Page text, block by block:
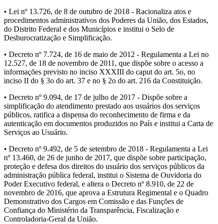
• Lei nº 13.726, de 8 de outubro de 2018 - Racionaliza atos e
procedimentos administrativos dos Poderes da União, dos Estados,
do Distrito Federal e dos Municípios e institui o Selo de
Desburocratização e Simplificação.
• Decreto nº 7.724, de 16 de maio de 2012 - Regulamenta a Lei no
12.527, de 18 de novembro de 2011, que dispõe sobre o acesso a
informações previsto no inciso XXXIII do caput do art. 5o, no
inciso II do § 3o do art. 37 e no § 2o do art. 216 da Constituição.
• Decreto nº 9.094, de 17 de julho de 2017 - Dispõe sobre a
simplificação do atendimento prestado aos usuários dos serviços
públicos, ratifica a dispensa do reconhecimento de firma e da
autenticação em documentos produzidos no País e institui a Carta de
Serviços ao Usuário.
• Decreto nº 9.492, de 5 de setembro de 2018 - Regulamenta a Lei
nº 13.460, de 26 de junho de 2017, que dispõe sobre participação,
proteção e defesa dos direitos do usuário dos serviços públicos da
administração pública federal, institui o Sistema de Ouvidoria do
Poder Executivo federal, e altera o Decreto nº 8.910, de 22 de
novembro de 2016, que aprova a Estrutura Regimental e o Quadro
Demonstrativo dos Cargos em Comissão e das Funções de
Confiança do Ministério da Transparência, Fiscalização e
Controladoria-Geral da União.